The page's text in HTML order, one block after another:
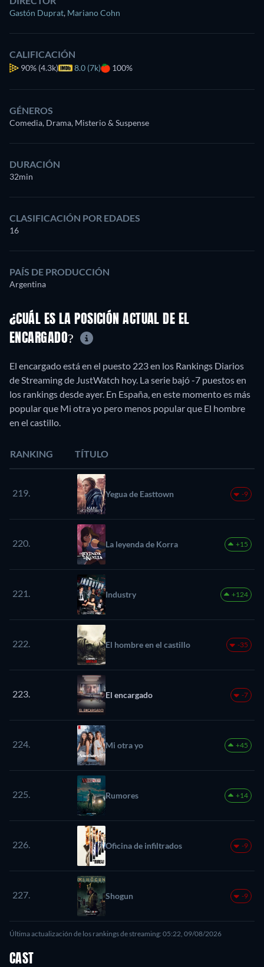
Gastón Duprat, Mariano Cohn
CALIFICACIÓN
90% (4.3k) 8.0 (7k) 100%
GÉNEROS
Comedia, Drama, Misterio & Suspense
DURACIÓN
32min
CLASIFICACIÓN POR EDADES
16
PAÍS DE PRODUCCIÓN
Argentina
¿CUÁL ES LA POSICIÓN ACTUAL DE EL
ENCARGADO?
El encargado está en el puesto 223 en los Rankings Diarios
de Streaming de JustWatch hoy. La serie bajó -7 puestos en
los rankings desde ayer. En España, en este momento es más
popular que Mi otra yo pero menos popular que El hombre
en el castillo.
RANKING TÍTULO
219. Yegua de Easttown -9
220. La leyenda de Korra +15
221. Industry +124
222. El hombre en el castillo -35
223. El encargado -7
224. Mi otra yo +45
225. Rumores +14
226. Oficina de infiltrados -9
227. Shogun -9
Última actualización de los rankings de streaming: 05:22, 09/08/2026
CAST